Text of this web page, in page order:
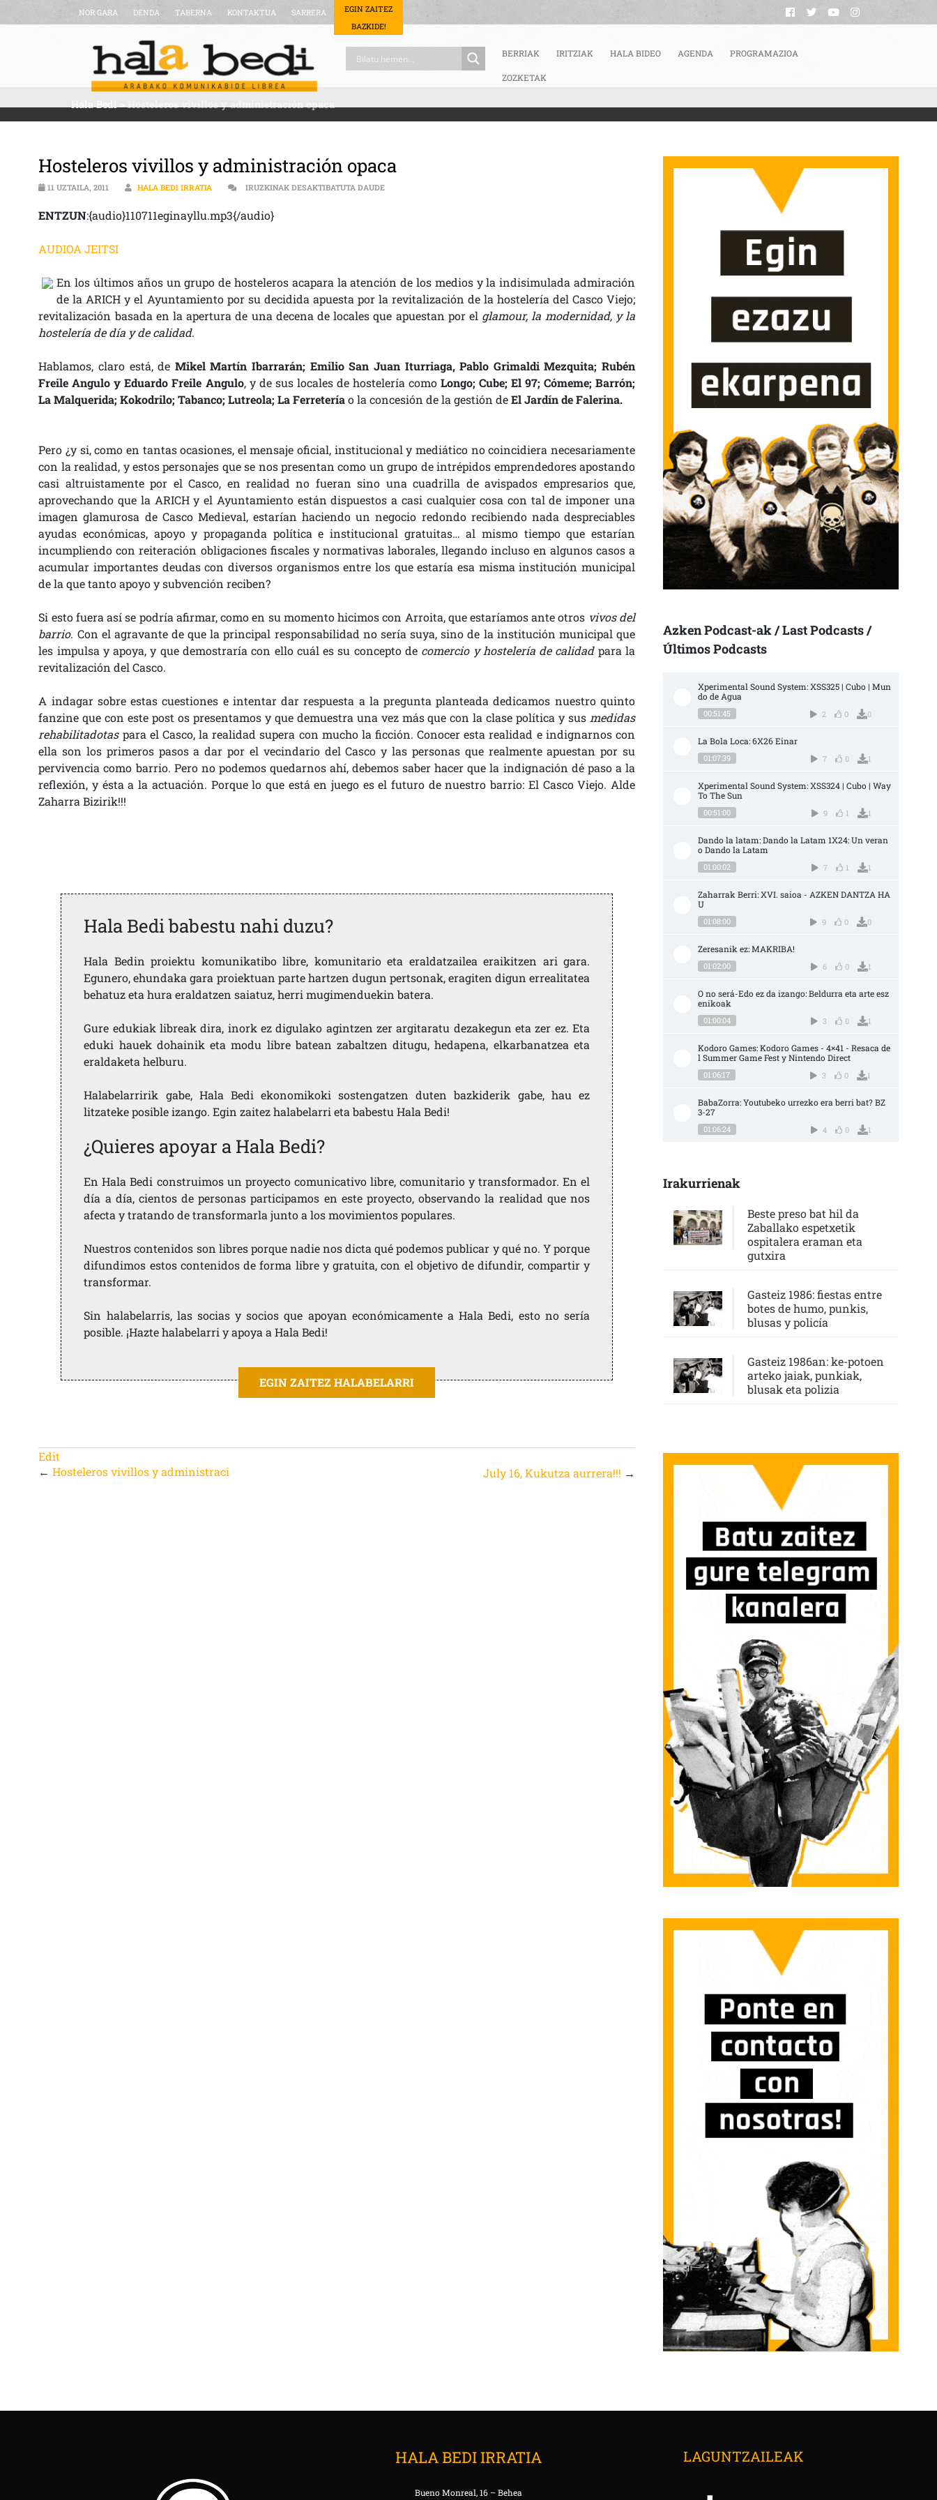
NOR GARA DENDA TABERNA KONTAKTUA SARRERA
EGIN ZAITEZ
BAZKIDE!
BERRIAK IRITZIAK HALA BIDEO AGENDA PROGRAMAZIOA
ZOZKETAK
Hala Bedi>Hosteleros vivillos y administración opaca
Hosteleros vivillos y administración opaca
11 UZTAILA, 2011 HALA BEDI IRRATIA IRUZKINAK DESAKTIBATUTA DAUDEHOSTELEROS VIVILLOS Y ADMINISTRACIÓN OPACA SARRERAN
ENTZUN:{audio}110711eginayllu.mp3{/audio}
AUDIOA JEITSI
En los últimos años un grupo de hosteleros acapara la atención de los medios y la indisimulada admiración
de la ARICH y el Ayuntamiento por su decidida apuesta por la revitalización de la hostelería del Casco Viejo;
revitalización basada en la apertura de una decena de locales que apuestan por el glamour, la modernidad, y la
hostelería de día y de calidad.
Hablamos, claro está, de Mikel Martín Ibarrarán; Emilio San Juan Iturriaga, Pablo Grimaldi Mezquita; Rubén
Freile Angulo y Eduardo Freile Angulo, y de sus locales de hostelería como Longo; Cube; El 97; Cómeme; Barrón;
La Malquerida; Kokodrilo; Tabanco; Lutreola; La Ferreteríao la concesión de la gestión deEl Jardín de Falerina.
Pero ¿y si, como en tantas ocasiones, el mensaje oficial, institucional y mediático no coincidiera necesariamente
con la realidad, y estos personajes que se nos presentan como un grupo de intrépidos emprendedores apostando
casi altruistamente por el Casco, en realidad no fueran sino una cuadrilla de avispados empresarios que,
aprovechando que la ARICH y el Ayuntamiento están dispuestos a casi cualquier cosa con tal de imponer una
imagen glamurosa de Casco Medieval, estarían haciendo un negocio redondo recibiendo nada despreciables
ayudas económicas, apoyo y propaganda política e institucional gratuitas… al mismo tiempo que estarían
incumpliendo con reiteración obligaciones fiscales y normativas laborales, llegando incluso en algunos casos a
acumular importantes deudas con diversos organismos entre los que estaría esa misma institución municipal
de la que tanto apoyo y subvención reciben?
Si esto fuera así se podría afirmar, como en su momento hicimos con Arroita, que estaríamos ante otros vivos del
barrio. Con el agravante de que la principal responsabilidad no sería suya, sino de la institución municipal que
les impulsa y apoya, y que demostraría con ello cuál es su concepto de comercio y hostelería de calidadpara la
revitalización del Casco.
A indagar sobre estas cuestiones e intentar dar respuesta a la pregunta planteada dedicamos nuestro quinto
fanzine que con este post os presentamos y que demuestra una vez más que con la clase política y sus medidas
rehabilitadotaspara el Casco, la realidad supera con mucho la ficción. Conocer esta realidad e indignarnos con
ella son los primeros pasos a dar por el vecindario del Casco y las personas que realmente apuestan por su
pervivencia como barrio. Pero no podemos quedarnos ahí, debemos saber hacer que la indignación dé paso a la
reflexión, y ésta a la actuación. Porque lo que está en juego es el futuro de nuestro barrio: El Casco Viejo. Alde
Zaharra Bizirik!!!
Hala Bedi babestu nahi duzu?
Hala Bedin proiektu komunikatibo libre, komunitario eta eraldatzailea eraikitzen ari gara.
Egunero, ehundaka gara proiektuan parte hartzen dugun pertsonak, eragiten digun errealitatea
behatuz eta hura eraldatzen saiatuz, herri mugimenduekin batera.
Gure edukiak libreak dira, inork ez digulako agintzen zer argitaratu dezakegun eta zer ez. Eta
eduki hauek dohainik eta modu libre batean zabaltzen ditugu, hedapena, elkarbanatzea eta
eraldaketa helburu.
Halabelarririk gabe, Hala Bedi ekonomikoki sostengatzen duten bazkiderik gabe, hau ez
litzateke posible izango. Egin zaitez halabelarri eta babestu Hala Bedi!
¿Quieres apoyar a Hala Bedi?
En Hala Bedi construimos un proyecto comunicativo libre, comunitario y transformador. En el
día a día, cientos de personas participamos en este proyecto, observando la realidad que nos
afecta y tratando de transformarla junto a los movimientos populares.
Nuestros contenidos son libres porque nadie nos dicta qué podemos publicar y qué no. Y porque
difundimos estos contenidos de forma libre y gratuita, con el objetivo de difundir, compartir y
transformar.
Sin halabelarris, las socias y socios que apoyan económicamente a Hala Bedi, esto no sería
posible. ¡Hazte halabelarri y apoya a Hala Bedi!
EGIN ZAITEZ HALABELARRI
Edit
←Hosteleros vivillos y administraci July 16, Kukutza aurrera!!! →
Azken Podcast-ak / Last Podcasts /
Últimos Podcasts
Xperimental Sound System: XSS325 | Cubo | Mun
do de Agua
00:51:45 2 0 0
La Bola Loca: 6X26 Einar
01:07:39 7 0 1
Xperimental Sound System: XSS324 | Cubo | Way
To The Sun
00:51:00 9 1 1
Dando la latam: Dando la Latam 1X24: Un veran
o Dando la Latam
01:00:02 7 1 1
Zaharrak Berri: XVI. saioa - AZKEN DANTZA HA
U
01:08:00 9 0 0
Zeresanik ez: MAKRIBA!
01:02:00 6 0 1
O no será-Edo ez da izango: Beldurra eta arte esz
enikoak
01:00:04 3 0 1
Kodoro Games: Kodoro Games - 4×41 - Resaca de
l Summer Game Fest y Nintendo Direct
01:06:17 3 0 1
BabaZorra: Youtubeko urrezko era berri bat? BZ
3-27
01:06:24 4 0 1
Irakurrienak
Beste preso bat hil da
Zaballako espetxetik
ospitalera eraman eta
gutxira
Gasteiz 1986: fiestas entre
botes de humo, punkis,
blusas y policía
Gasteiz 1986an: ke-potoen
arteko jaiak, punkiak,
blusak eta polizia
HALA BEDI IRRATIA
Bueno Monreal, 16 – Behea
LAGUNTZAILEAK